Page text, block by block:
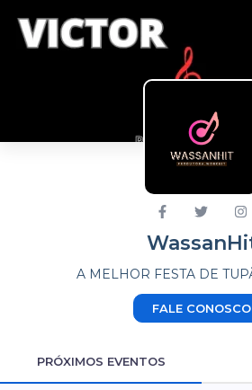
A MELHOR FESTA DE
FALE CONOSCO
PRÓXIMOS EVENTOS